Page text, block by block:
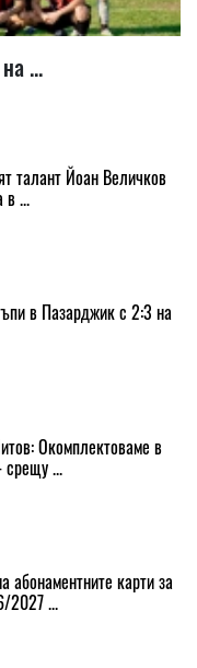
...
талант Йоан Величков
в ...
в Пазарджик с 2:3 на
Окомплектоваме в
...
абонаментните карти за
2027 ...